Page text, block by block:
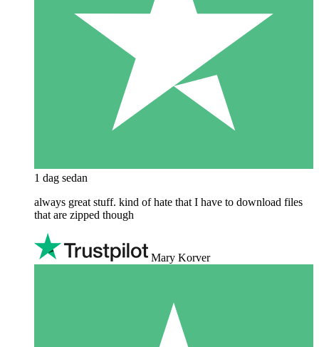
1 dag sedan
always great stuff. kind of hate that I have to download files
that are zipped though
Mary Korver